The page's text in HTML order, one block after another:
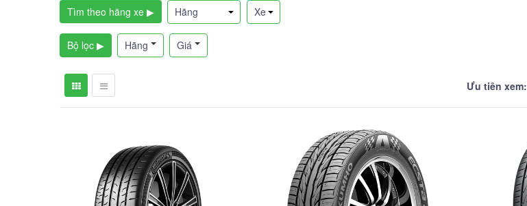
Tìm theo hãng xe ▶
Bộ lọc ▶ Hãng Giá
Ưu tiên xem: